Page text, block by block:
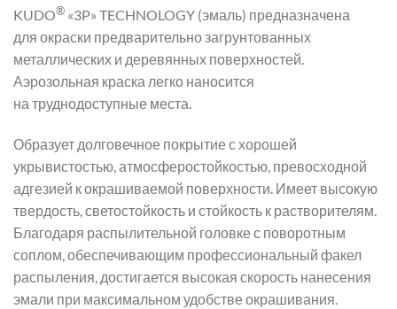
KUDO® «3P» TECHNOLOGY (эмаль) предназначена
для окраски предварительно загрунтованных
металлических и деревянных поверхностей.
Аэрозольная краска легко наносится
на труднодоступные места.
Образует долговечное покрытие с хорошей
укрывистостью, атмосферостойкостью, превосходной
адгезией к окрашиваемой поверхности. Имеет высокую
твердость, светостойкость и стойкость к растворителям.
Благодаря распылительной головке с поворотным
соплом, обеспечивающим профессиональный факел
распыления, достигается высокая скорость нанесения
эмали при максимальном удобстве окрашивания.